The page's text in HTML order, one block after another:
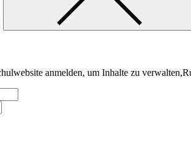
anmelden, um Inhalte zu